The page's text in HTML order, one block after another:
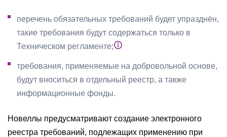
перечень обязательных требований будет упразднён,
такие требования будут содержаться только в
Техническом регламенте;
требования, применяемые на добровольной основе,
будут вноситься в отдельный реестр, а также
информационные фонды.
Новеллы предусматривают создание электронного
реестра требований, подлежащих применению при